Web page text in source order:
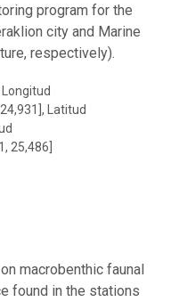
program for the
city and Marine
respectively).
Latitud
25,486]
macrobenthic faunal
found in the stations